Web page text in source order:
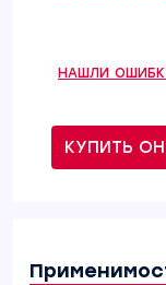
НАШЛИ
КУПИТЬ